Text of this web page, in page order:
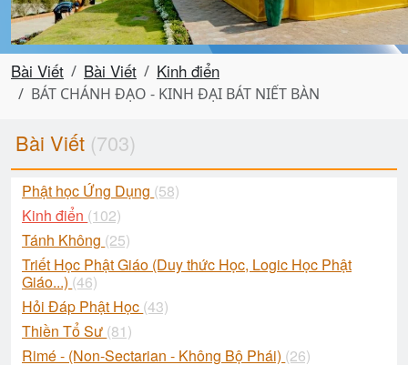
Bài Viết Bài Viết Kinh điển
BÁT CHÁNH ĐẠO - KINH ĐẠI BÁT NIẾT BÀN
Bài Viết (703)
Phật học Ứng Dụng (58)
Kinh điển (102)
Tánh Không (25)
Triết Học Phật Giáo (Duy thức Học, Logic Học Phật
Giáo...) (46)
Hỏi Đáp Phật Học (43)
Thiền Tổ Sư (81)
Rimé - (Non-Sectarian - Không Bộ Phái) (26)